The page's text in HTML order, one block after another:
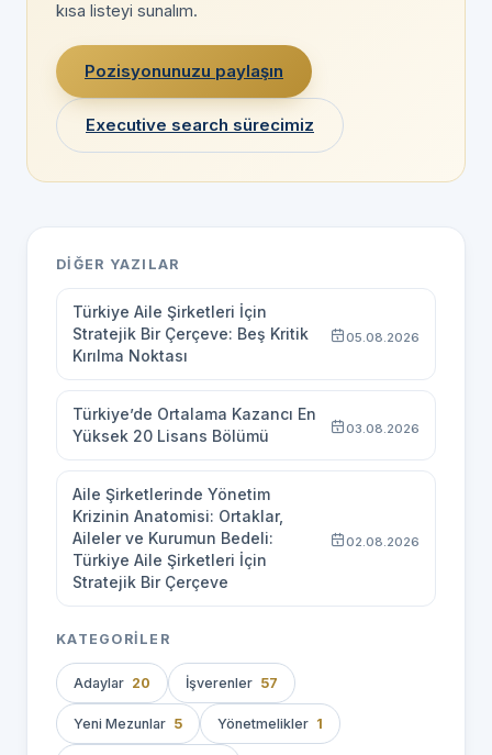
kısa listeyi sunalım.
Pozisyonunuzu paylaşın
Executive search sürecimiz
DIĞER YAZILAR
Türkiye Aile Şirketleri İçin
Stratejik Bir Çerçeve: Beş Kritik
Kırılma Noktası
05.08.2026
Türkiye’de Ortalama Kazancı En
Yüksek 20 Lisans Bölümü
03.08.2026
Aile Şirketlerinde Yönetim
Krizinin Anatomisi: Ortaklar,
Aileler ve Kurumun Bedeli:
Türkiye Aile Şirketleri İçin
Stratejik Bir Çerçeve
02.08.2026
KATEGORILER
Adaylar 20 İşverenler 57
Yeni Mezunlar 5 Yönetmelikler 1